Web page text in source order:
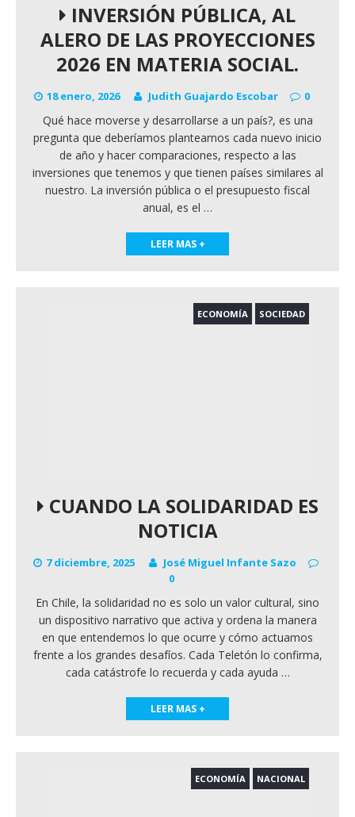
INVERSIÓN PÚBLICA, AL
ALERO DE LAS PROYECCIONES
2026 EN MATERIA SOCIAL.
18 enero, 2026 Judith Guajardo Escobar 0
Qué hace moverse y desarrollarse a un país?, es una
pregunta que deberíamos plantearnos cada nuevo inicio
de año y hacer comparaciones, respecto a las
inversiones que tenemos y que tienen países similares al
nuestro. La inversión pública o el presupuesto fiscal
anual, es el …
LEER MAS +
ECONOMÍA SOCIEDAD
CUANDO LA SOLIDARIDAD ES
NOTICIA
7 diciembre, 2025
José Miguel Infante Sazo
0
En Chile, la solidaridad no es solo un valor cultural, sino
un dispositivo narrativo que activa y ordena la manera
en que entendemos lo que ocurre y cómo actuamos
frente a los grandes desafíos. Cada Teletón lo confirma,
cada catástrofe lo recuerda y cada ayuda …
LEER MAS +
ECONOMÍA NACIONAL